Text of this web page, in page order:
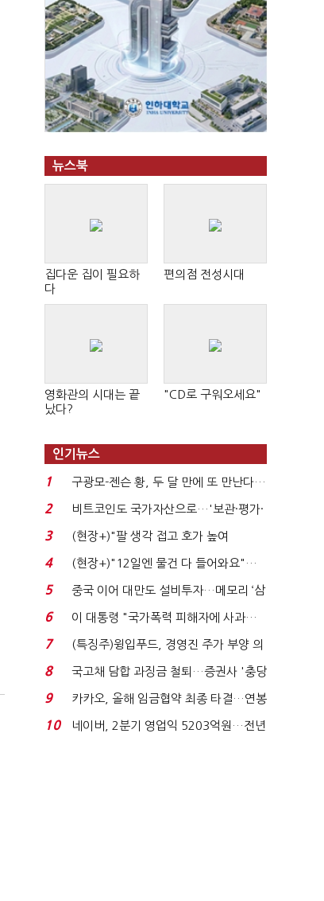
뉴스북
집다운 집이 필요하
다
편의점 전성시대
영화관의 시대는 끝
났다?
"CD로 구워오세요"
인기뉴스
1
구광모-젠슨 황, 두 달 만에 또 만난다…
로봇·AI 등 논...
2
비트코인도 국가자산으로…'보관·평가·
처분' 기준은 ...
3
(현장+)"팔 생각 접고 호가 높여
요"…'덜 똘똘한 한 채' 20...
4
(현장+)"12일엔 물건 다 들어와요"…
빈 매대 채우며 문 연 ...
5
중국 이어 대만도 설비투자…메모리 ‘삼
국전쟁’
6
이 대통령 "국가폭력 피해자에 사과…
적극적 조사로 진...
7
(특징주)윙입푸드, 경영진 주가 부양 의
지에 상한가...
8
국고채 담합 과징금 철퇴…증권사 '충당
금 폭탄' 우려...
9
카카오, 올해 임금협약 최종 타결…연봉
6.3% 인상·격려...
10
네이버, 2분기 영업익 5203억원…전년